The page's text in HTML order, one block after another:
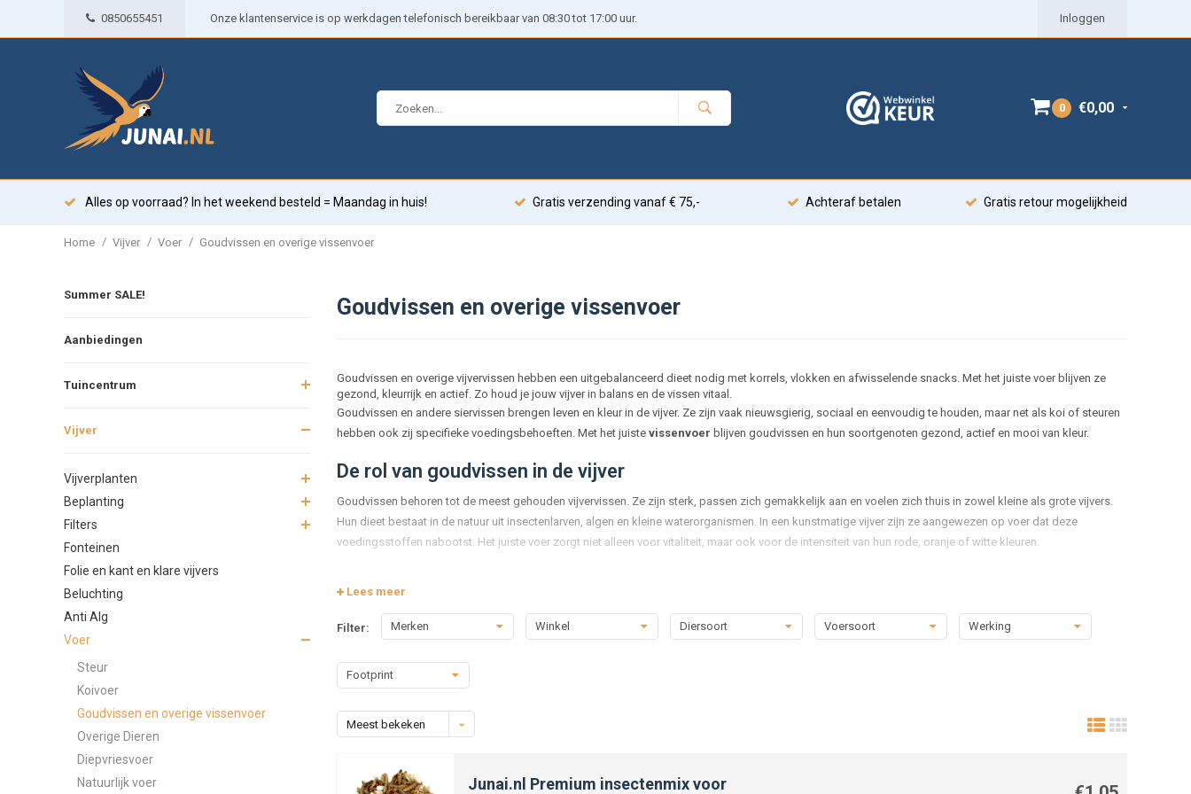
0850655451 Onze klantenservice is op werkdagen telefonisch bereikbaar van 08:30 tot 17:00 uur. Inloggen
0 €0,00
Alles op voorraad? In het weekend besteld = Maandag in huis! Gratis verzending vanaf € 75,- Achteraf betalen Gratis retour mogelijkheid
Home / Vijver / Voer / Goudvissen en overige vissenvoer
Summer SALE!
Aanbiedingen
Tuincentrum
Vijver
Vijverplanten
Beplanting
Filters
Fonteinen
Folie en kant en klare vijvers
Beluchting
Anti Alg
Voer
Steur
Koivoer
Goudvissen en overige vissenvoer
Overige Dieren
Diepvriesvoer
Natuurlijk voer
Goudvissen en overige vissenvoer
Goudvissen en overige vijvervissen hebben een uitgebalanceerd dieet nodig met korrels, vlokken en afwisselende snacks. Met het juiste voer blijven ze
gezond, kleurrijk en actief. Zo houd je jouw vijver in balans en de vissen vitaal.
Goudvissen en andere siervissen brengen leven en kleur in de vijver. Ze zijn vaak nieuwsgierig, sociaal en eenvoudig te houden, maar net als koi of steuren
hebben ook zij specifieke voedingsbehoeften. Met het juiste vissenvoer blijven goudvissen en hun soortgenoten gezond, actief en mooi van kleur.
De rol van goudvissen in de vijver
Goudvissen behoren tot de meest gehouden vijvervissen. Ze zijn sterk, passen zich gemakkelijk aan en voelen zich thuis in zowel kleine als grote vijvers.
Hun dieet bestaat in de natuur uit insectenlarven, algen en kleine waterorganismen. In een kunstmatige vijver zijn ze aangewezen op voer dat deze
voedingsstoffen nabootst. Het juiste voer zorgt niet alleen voor vitaliteit, maar ook voor de intensiteit van hun rode, oranje of witte kleuren.
opneembaar zijn. Korrels zijn er in verschillende maten en zinken soms langzaam, zodat ook vissen op verschillende waterlagen kunnen eten. De
versterkt.
troebelheid of vervuiling. Een bijkomend voordeel is dat vissen meer van het voer opnemen en er minder restafval ontstaat.
In veel vijvers zwemmen, naast goudvissen, ook soorten als shubunkins, sarasa’s, windes en zelfs kleine albino steuren. Voor deze groep is
overig
Lees meer
Filter: Merken Winkel Diersoort Voersoort Werking
Footprint
Meest bekeken
Junai.nl Premium insectenmix voor